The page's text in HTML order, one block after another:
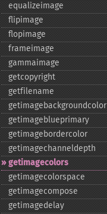
equalizeimage
flipimage
flopimage
frameimage
gammaimage
getcopyright
getfilename
getimagebackgroundcolor
getimageblueprimary
getimagebordercolor
getimagechanneldepth
getimagecolors
getimagecolorspace
getimagecompose
getimagedelay